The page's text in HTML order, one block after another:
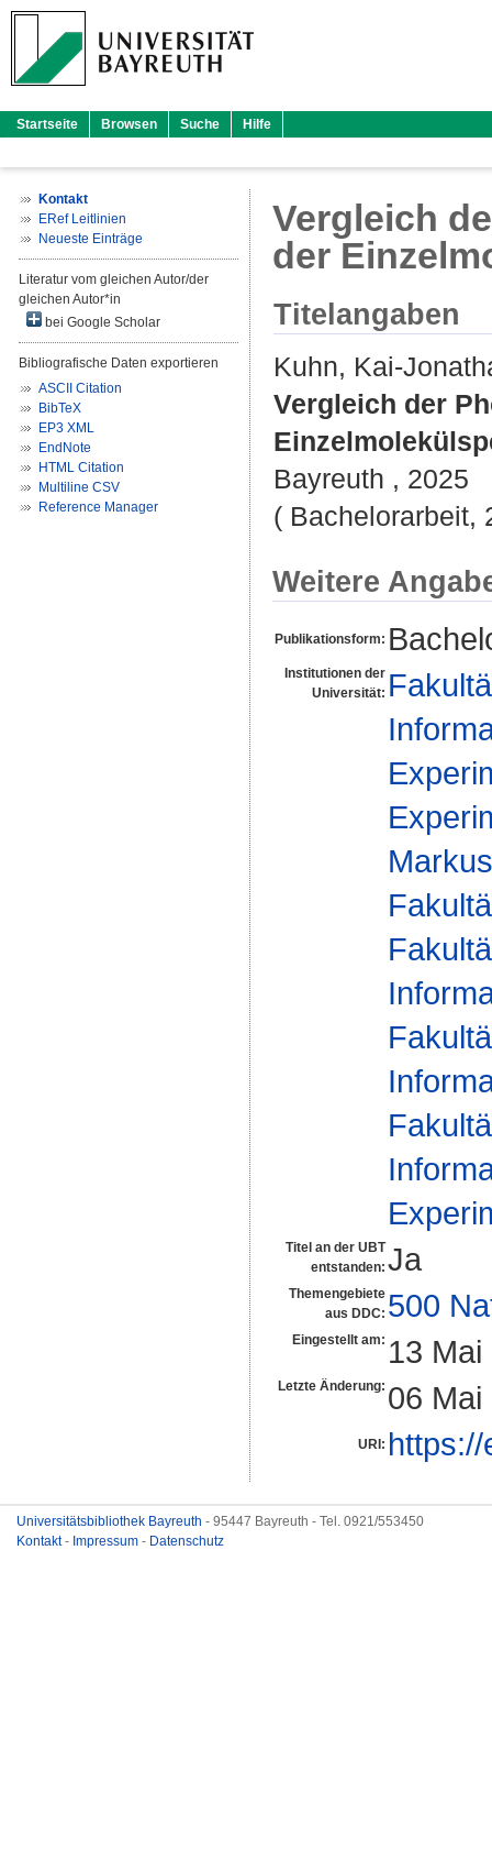
Startseite Browsen Suche Hilfe
Kontakt
ERef Leitlinien
Neueste Einträge
Literatur vom gleichen Autor/der
gleichen Autor*in
bei Google Scholar
Bibliografische Daten exportieren
ASCII Citation
BibTeX
EP3 XML
EndNote
HTML Citation
Multiline CSV
Reference Manager
Vergleich
der
Titelangaben
Kuhn, Kai-
Vergleich der
Bayreuth , 2025
( Bachelorarbeit,
Weitere
Publikationsform:
Institutionen der
Universität:
Titel an der UBT
entstanden: Ja
Themengebiete
aus DDC: 500
Eingestellt am: 13
Letzte Änderung: 06 Mai
URI:
Universitätsbibliothek Bayreuth - 95447 Bayreuth - Tel. 0921/553450
Kontakt- Impressum - Datenschutz